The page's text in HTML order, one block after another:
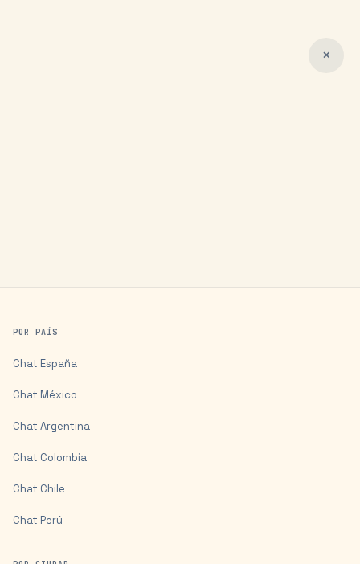
✕
POR PAÍS
Chat España
Chat México
Chat Argentina
Chat Colombia
Chat Chile
Chat Perú